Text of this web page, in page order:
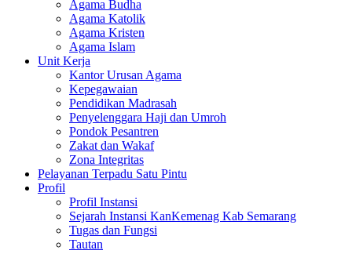
Agama Budha
Agama Katolik
Agama Kristen
Agama Islam
Unit Kerja
Kantor Urusan Agama
Kepegawaian
Pendidikan Madrasah
Penyelenggara Haji dan Umroh
Pondok Pesantren
Zakat dan Wakaf
Zona Integritas
Pelayanan Terpadu Satu Pintu
Profil
Profil Instansi
Sejarah Instansi KanKemenag Kab Semarang
Tugas dan Fungsi
Tautan